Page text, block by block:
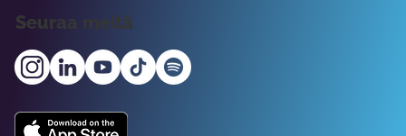
Seuraa meitä